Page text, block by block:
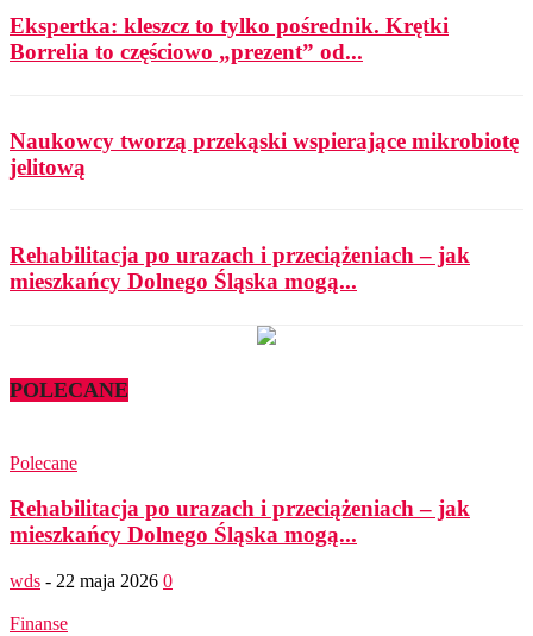
Ekspertka: kleszcz to tylko pośrednik. Krętki
Borrelia to częściowo „prezent” od...
Naukowcy tworzą przekąski wspierające mikrobiotę
jelitową
Rehabilitacja po urazach i przeciążeniach – jak
mieszkańcy Dolnego Śląska mogą...
POLECANE
Polecane
Rehabilitacja po urazach i przeciążeniach – jak
mieszkańcy Dolnego Śląska mogą...
wds - 22 maja 2026 0
Finanse